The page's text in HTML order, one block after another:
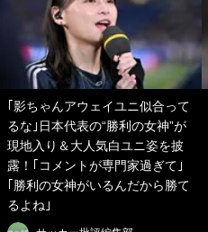
｢影ちゃんアウェイユニ似合って
るな｣日本代表の“勝利の女神”が
現地入り＆大人気白ユニ姿を披
露！｢コメントが専門家過ぎて｣
｢勝利の女神がいるんだから勝て
るよね｣